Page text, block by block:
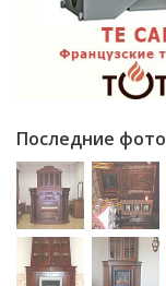
Последние фото